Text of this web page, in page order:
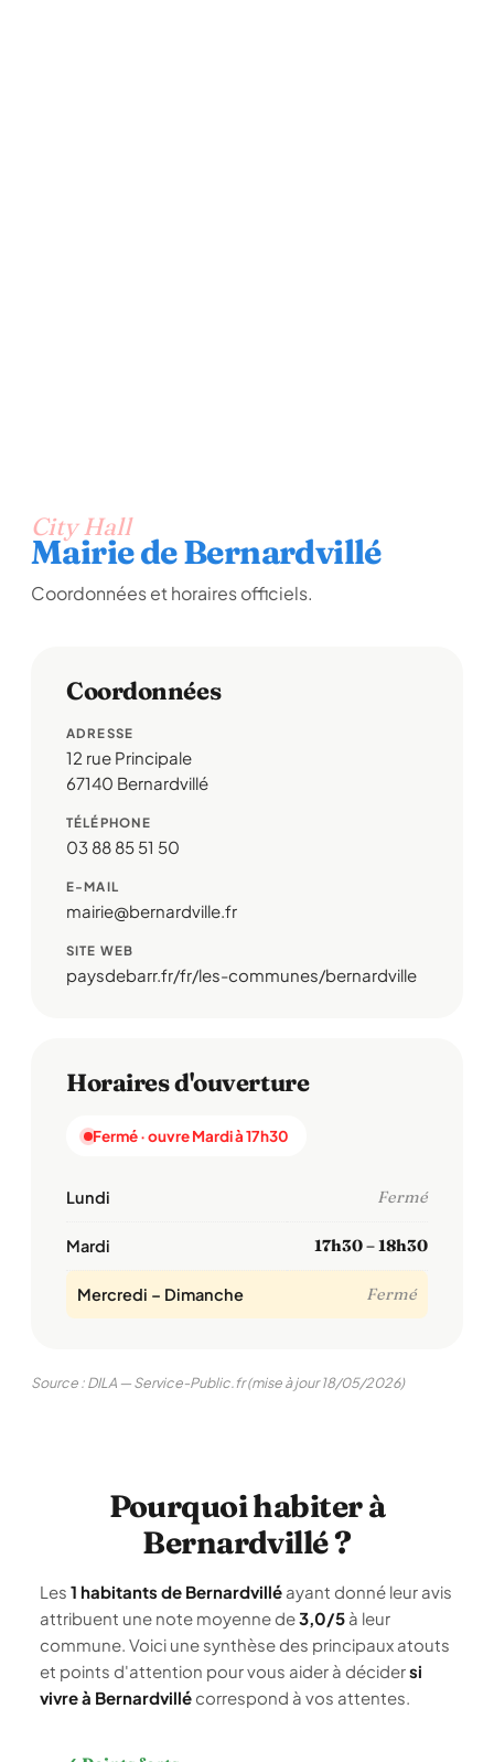
City Hall
Mairie de Bernardvillé
Coordonnées et horaires officiels.
Coordonnées
ADRESSE
12 rue Principale
67140 Bernardvillé
TÉLÉPHONE
03 88 85 51 50
E-MAIL
mairie@bernardville.fr
SITE WEB
paysdebarr.fr/fr/les-communes/bernardville
Horaires d'ouverture
Fermé · ouvre Mardi à 17h30
Lundi Fermé
Mardi 17h30 – 18h30
Mercredi – Dimanche Fermé
Source : DILA — Service-Public.fr (mise à jour 18/05/2026)
Pourquoi habiter à
Bernardvillé ?
Les 1 habitants de Bernardvillé ayant donné leur avis
attribuent une note moyenne de3,0/5 à leur
commune. Voici une synthèse des principaux atouts
et points d'attention pour vous aider à décidersi
vivre à Bernardvillé correspond à vos attentes.